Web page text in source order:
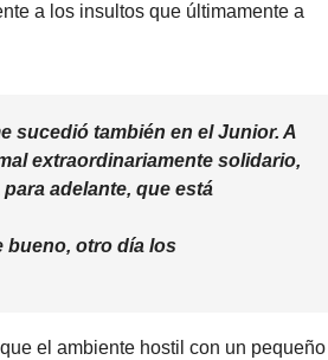
a los insultos que últimamente a
sucedió también en el Junior. A
extraordinariamente solidario,
adelante, que está
bueno, otro día los
el ambiente hostil con un pequeño